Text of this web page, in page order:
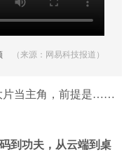
（来源：网易科技报道）
片当主角，前提是……
到功夫，从云端到桌